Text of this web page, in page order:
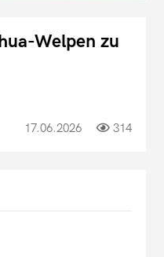
Welpen zu
17.06.2026 314